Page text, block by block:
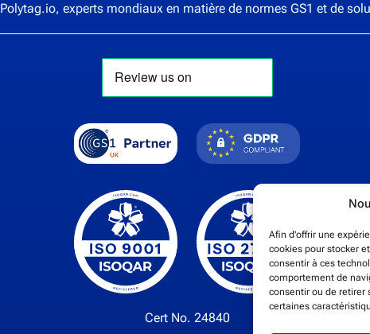
Afin d'offrir une
cookies pour stocker
consentir à ces
comportement de
consentir ou de retirer
certaines
Polytag.io, experts mondiaux en matière de normes GS1 et de
Cert No. 24840